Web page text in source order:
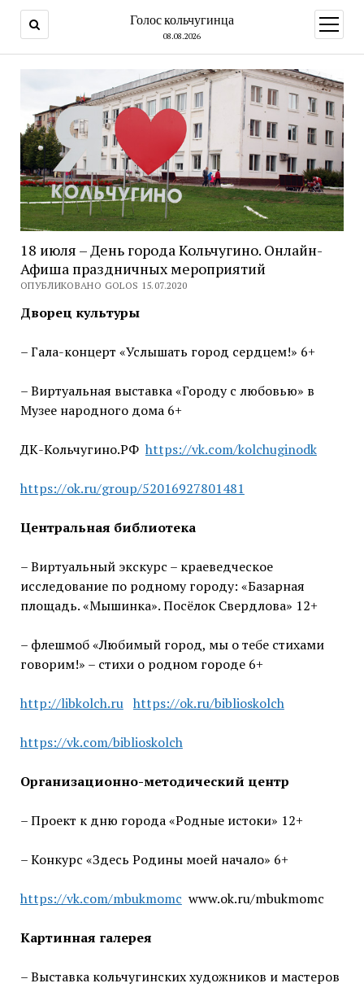
Голос кольчугинца
08.08.2026
меню
18 июля – День города Кольчугино. Онлайн-
Афиша праздничных мероприятий
ОПУБЛИКОВАНО GOLOS 15.07.2020
Дворец культуры
– Гала-концерт «Услышать город сердцем!» 6+
– Виртуальная выставка «Городу с любовью» в
Музее народного дома 6+
ДК-Кольчугино.РФ https://vk.com/kolchuginodk
https://ok.ru/group/52016927801481
Центральная библиотека
– Виртуальный экскурс – краеведческое
исследование по родному городу: «Базарная
площадь. «Мышинка». Посёлок Свердлова» 12+
– флешмоб «Любимый город, мы о тебе стихами
говорим!» – стихи о родном городе 6+
http://libkolch.ru https://ok.ru/biblioskolch
https://vk.com/biblioskolch
Организационно-методический центр
– Проект к дню города «Родные истоки» 12+
– Конкурс «Здесь Родины моей начало» 6+
https://vk.com/mbukmomc www.ok.ru/mbukmomc
Картинная галерея
– Выставка кольчугинских художников и мастеров